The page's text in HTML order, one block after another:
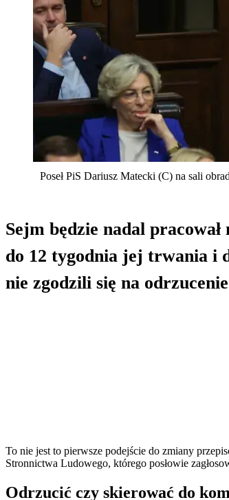
Poseł PiS Dariusz Matecki (C) na sali
Sejm będzie nadal
do 12 tygodnia jej trwania i
nie zgodzili się na
To nie jest to pierwsze podejście do zmiany
Stronnictwa Ludowego, którego posłowie
Odrzucić czy skierować do